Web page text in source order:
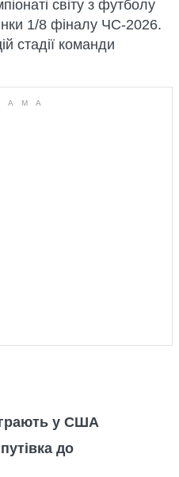
світу з футболу
1/8 фіналу ЧС-2026.
стадії команди
у США
до